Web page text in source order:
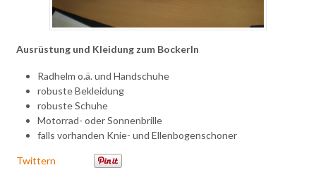
Ausrüstung und Kleidung zum Bockerln
Radhelm o.ä. und Handschuhe
robuste Bekleidung
robuste Schuhe
Motorrad- oder Sonnenbrille
falls vorhanden Knie- und Ellenbogenschoner
Twittern